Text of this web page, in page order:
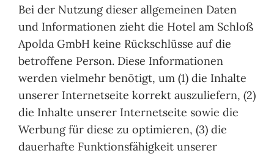
Bei der Nutzung dieser allgemeinen Daten
und Informationen zieht die Hotel am Schloß
Apolda GmbH keine Rückschlüsse auf die
betroffene Person. Diese Informationen
werden vielmehr benötigt, um (1) die Inhalte
unserer Internetseite korrekt auszuliefern, (2)
die Inhalte unserer Internetseite sowie die
Werbung für diese zu optimieren, (3) die
dauerhafte Funktionsfähigkeit unserer